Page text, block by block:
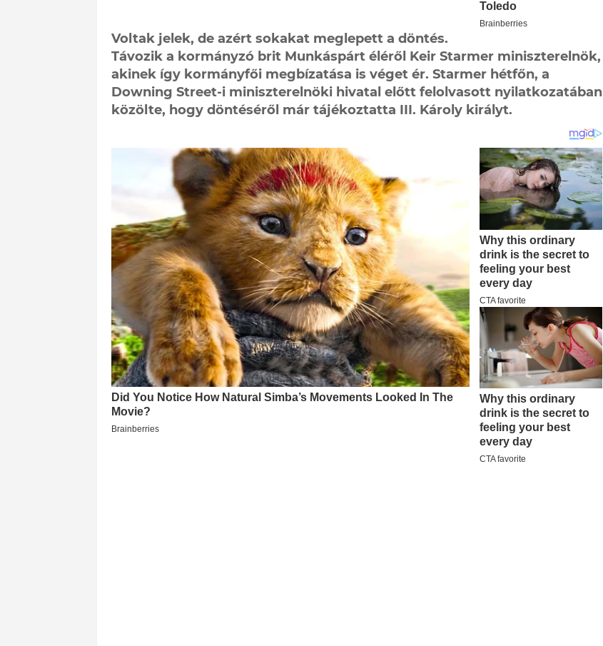
Voltak jelek, de azért sokakat meglepett a döntés.
Távozik a kormányzó brit Munkáspárt éléről Keir Starmer miniszterelnök,
akinek így kormányfői megbízatása is véget ér. Starmer hétfőn, a
Downing Street-i miniszterelnöki hivatal előtt felolvasott nyilatkozatában
közölte, hogy döntéséről már tájékoztatta III. Károly királyt.